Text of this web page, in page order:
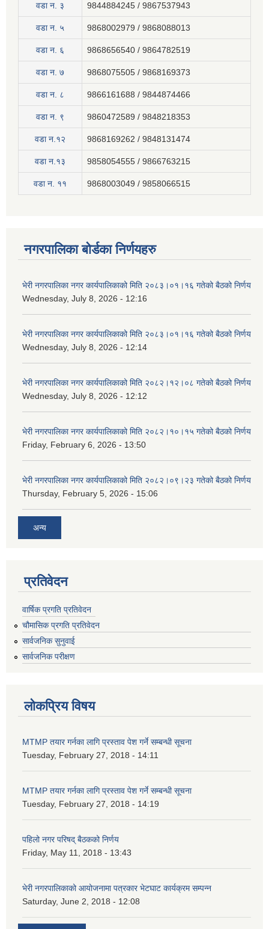
वडा न. ३ 9844884245 / 9867537943
वडा न. ५ 9868002979 / 9868088013
वडा न. ६ 9868656540 / 9864782519
वडा न. ७ 9868075505 / 9868169373
वडा न. ८ 9866161688 / 9844874466
वडा न. ९ 9860472589 / 9848218353
वडा न.१२ 9868169262 / 9848131474
वडा न.१३ 9858054555 / 9866763215
वडा न‍. ११ 9868003049 / 9858066515
नगरपालिका बोर्डका निर्णयहरु
भेरी नगरपालिका नगर कार्यपालिकाको मिति २०८३।०१।१६ गतेको बैठको निर्णय
Wednesday, July 8, 2026 - 12:16
भेरी नगरपालिका नगर कार्यपालिकाको मिति २०८३।०१।१६ गतेको बैठको निर्णय
Wednesday, July 8, 2026 - 12:14
भेरी नगरपालिका नगर कार्यपालिकाको मिति २०८२।१२।०८ गतेको बैठको निर्णय
Wednesday, July 8, 2026 - 12:12
भेरी नगरपालिका नगर कार्यपालिकाको मिति २०८२।१०।१५ गतेको बैठको निर्णय
Friday, February 6, 2026 - 13:50
भेरी नगरपालिका नगर कार्यपालिकाको मिति २०८२।०९।२३ गतेको बैठको निर्णय
Thursday, February 5, 2026 - 15:06
अन्य
प्रतिवेदन
वार्षिक प्रगति प्रतिवेदन
चौमासिक प्रगति प्रतिवेदन
सार्वजनिक सुनुवाई
सार्वजनिक परीक्षण
लोकप्रिय विषय
MTMP तयार गर्नका लागि प्रस्ताव पेश गर्ने सम्बन्धी सूचना
Tuesday, February 27, 2018 - 14:11
MTMP तयार गर्नका लागि प्रस्ताव पेश गर्ने सम्बन्धी सूचना
Tuesday, February 27, 2018 - 14:19
पहिलो नगर परिषद् बैठकको निर्णय
Friday, May 11, 2018 - 13:43
भेरी नगरपालिकाको आयोजनामा पत्रकार भेटघाट कार्यक्रम सम्पन्न
Saturday, June 2, 2018 - 12:08